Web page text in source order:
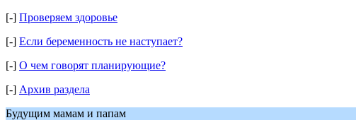
[-] Проверяем здоровье
[-] Если беременность не наступает?
[-] О чем говорят планирующие?
[-] Архив раздела
Будущим мамам и папам